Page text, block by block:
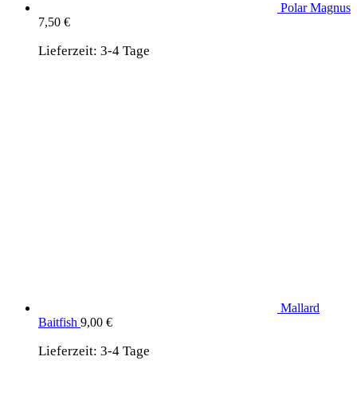
Polar Magnus
7,50 €
Lieferzeit: 3-4 Tage
Mallard
Baitfish 9,00 €
Lieferzeit: 3-4 Tage